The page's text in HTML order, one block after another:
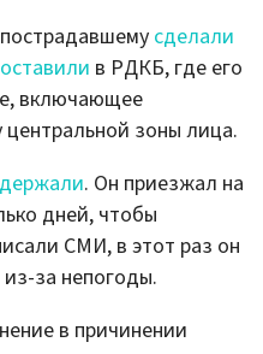
сделали
в РДКБ, где его
включающее
зоны лица.
. Он приезжал на
дней, чтобы
СМИ, в этот раз он
за непогоды.
в причинении